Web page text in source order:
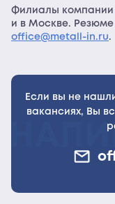
Филиалы компании
и в Москве. Резюме
office@metall-in.ru.
Если вы не
вакансиях, Вы